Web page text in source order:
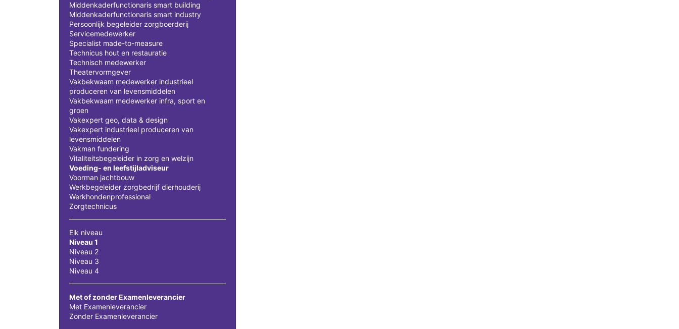
Middenkaderfunctionaris smart building
Middenkaderfunctionaris smart industry
Persoonlijk begeleider zorgboerderij
Servicemedewerker
Specialist made-to-measure
Technicus hout en restauratie
Technisch medewerker
Theatervormgever
Vakbekwaam medewerker industrieel
produceren van levensmiddelen
Vakbekwaam medewerker infra, sport en
groen
Vakexpert geo, data & design
Vakexpert industrieel produceren van
levensmiddelen
Vakman fundering
Vitaliteitsbegeleider in zorg en welzijn
Voeding- en leefstijladviseur
Voorman jachtbouw
Werkbegeleider zorgbedrijf dierhouderij
Werkhondenprofessional
Zorgtechnicus
Elk niveau
Niveau 1
Niveau 2
Niveau 3
Niveau 4
Met of zonder Examenleverancier
Met Examenleverancier
Zonder Examenleverancier